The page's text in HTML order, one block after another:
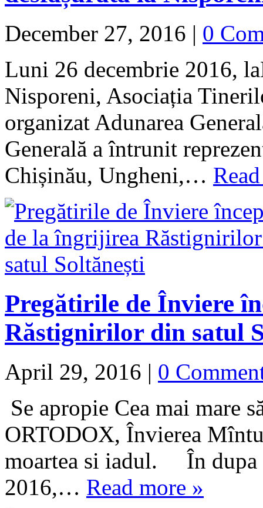
December 27, 2016 | 0
Luni 26 decembrie 2016,
Nisporeni, Asociația
organizat Adunarea
Generală a întrunit
Chișinău, Ungheni,…
Pregătirile de Înviere
Răstignirilor din satul
April 29, 2016 | 0
Se apropie Cea mai mare
ORTODOX, Învierea
moartea si iadul. În dupa
2016,… Read more »